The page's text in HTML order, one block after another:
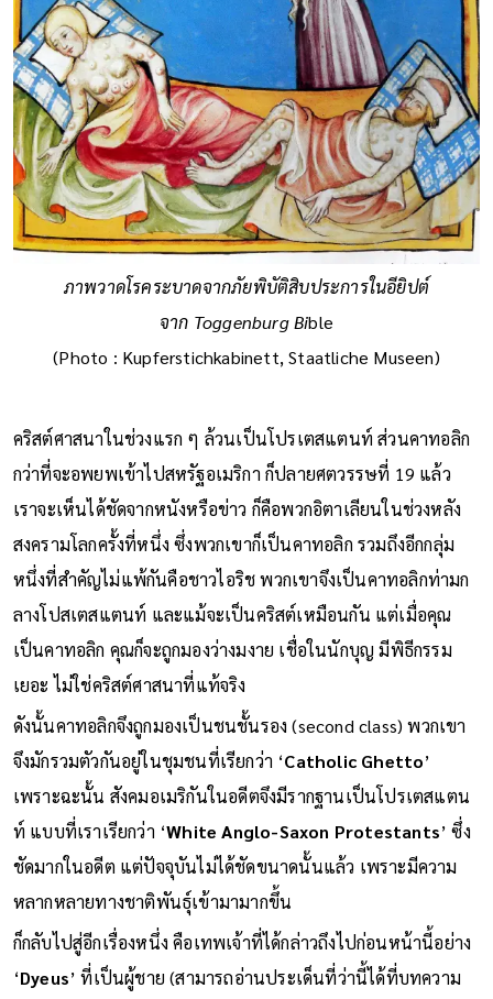
ภาพวาดโรคระบาดจากภัยพิบัติสิบประการในอียิปต์
จาก Toggenburg Bible
(Photo : Kupferstichkabinett, Staatliche Museen)
คริสต์ศาสนาในช่วงแรก ๆ ล้วนเป็นโปรเตสแตนท์ ส่วนคาทอลิก
กว่าที่จะอพยพเข้าไปสหรัฐอเมริกา ก็ปลายศตวรรษที่ 19 แล้ว
เราจะเห็นได้ชัดจากหนังหรือข่าว ก็คือพวกอิตาเลียนในช่วงหลัง
สงครามโลกครั้งที่หนึ่ง ซึ่งพวกเขาก็เป็นคาทอลิก รวมถึงอีกกลุ่ม
หนึ่งที่สำคัญไม่แพ้กันคือชาวไอริช พวกเขาจึงเป็นคาทอลิกท่ามก
ลางโปสเตสแตนท์ และแม้จะเป็นคริสต์เหมือนกัน แต่เมื่อคุณ
เป็นคาทอลิก คุณก็จะถูกมองว่างมงาย เชื่อในนักบุญ มีพิธีกรรม
เยอะ ไม่ใช่คริสต์ศาสนาที่แท้จริง
ดังนั้นคาทอลิกจึงถูกมองเป็นชนชั้นรอง (second class) พวกเขา
จึงมักรวมตัวกันอยู่ในชุมชนที่เรียกว่า ‘Catholic Ghetto’
เพราะฉะนั้น สังคมอเมริกันในอดีตจึงมีรากฐานเป็นโปรเตสแตน
ท์ แบบที่เราเรียกว่า ‘White Anglo-Saxon Protestants’ ซึ่ง
ชัดมากในอดีต แต่ปัจจุบันไม่ได้ชัดขนาดนั้นแล้ว เพราะมีความ
หลากหลายทางชาติพันธุ์เข้ามามากขึ้น
ก็กลับไปสู่อีกเรื่องหนึ่ง คือเทพเจ้าที่ได้กล่าวถึงไปก่อนหน้านี้อย่าง
‘Dyeus’ ที่เป็นผู้ชาย (สามารถอ่านประเด็นที่ว่านี้ได้ที่บทความ